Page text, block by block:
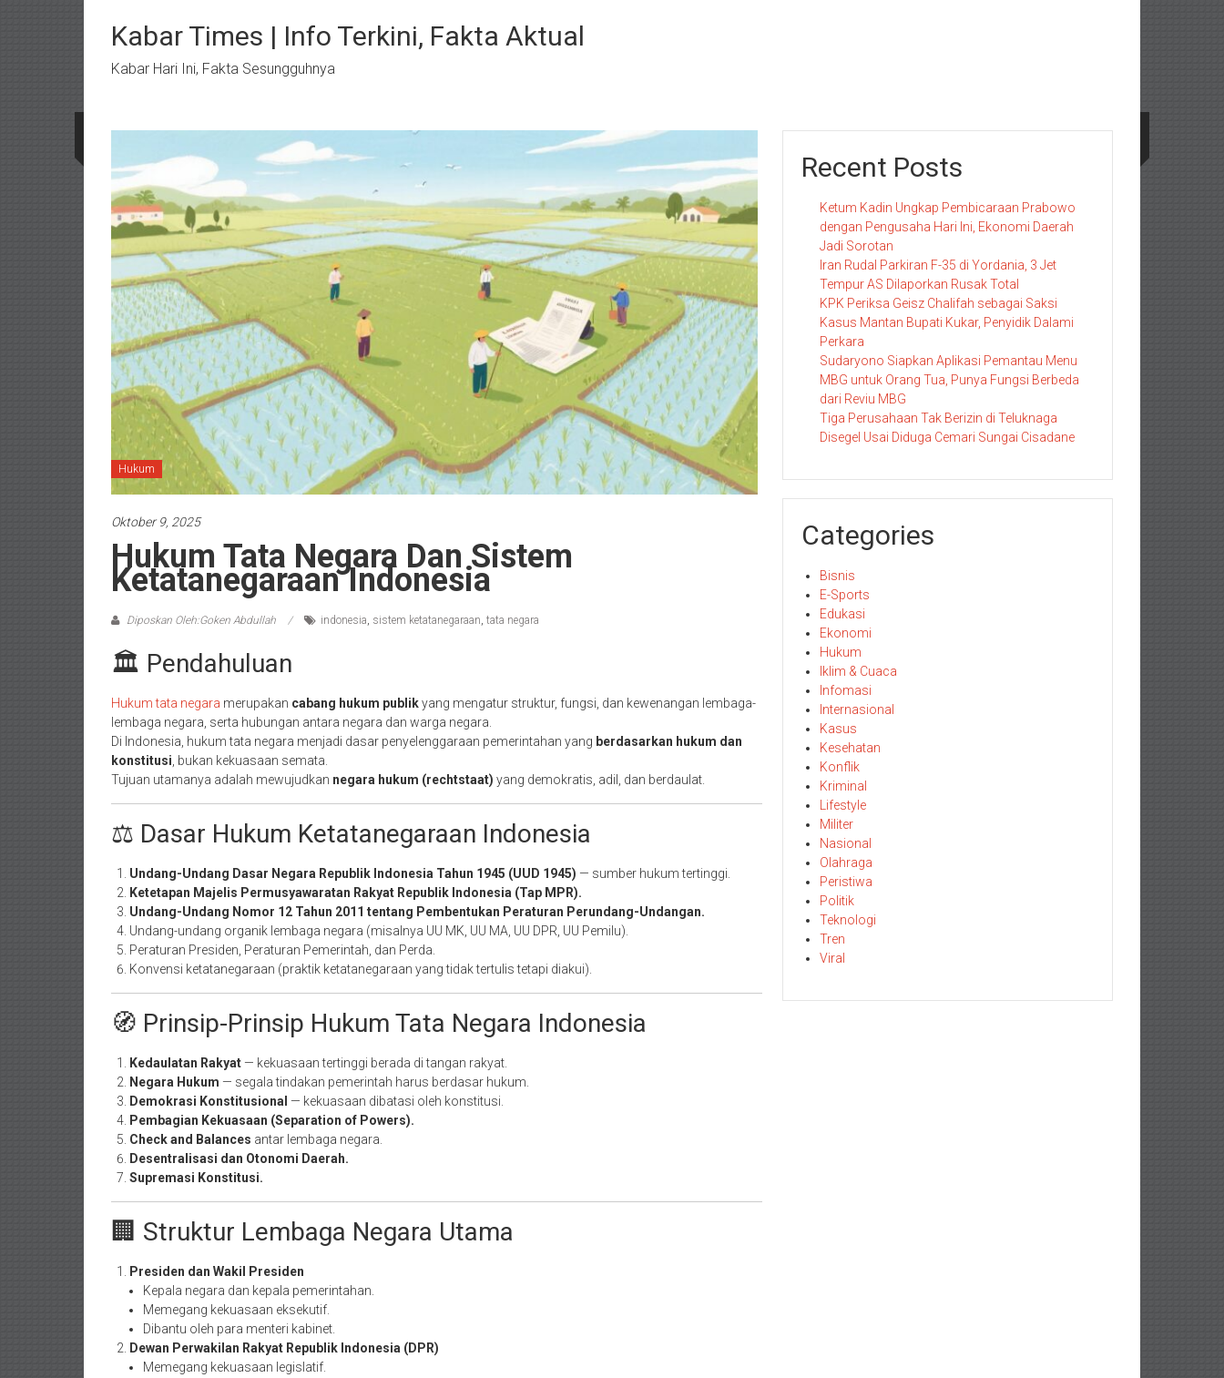
kontenKabar Times | Info Terkini, Fakta Aktual
Kabar Hari Ini, Fakta Sesungguhnya
Hukum
Oktober 9, 2025
Hukum Tata Negara Dan Sistem
Ketatanegaraan Indonesia
Diposkan Oleh:Goken Abdullah indonesia, sistem ketatanegaraan, tata negara
🏛️ Pendahuluan
Hukum tata negara merupakan cabang hukum publikyang mengatur struktur, fungsi, dan kewenangan lembaga-
lembaga negara, serta hubungan antara negara dan warga negara.
Di Indonesia, hukum tata negara menjadi dasar penyelenggaraan pemerintahan yang berdasarkan hukum dan
konstitusi, bukan kekuasaan semata.
Tujuan utamanya adalah mewujudkan negara hukum (rechtstaat) yang demokratis, adil, dan berdaulat.
⚖️ Dasar Hukum Ketatanegaraan Indonesia
Undang-Undang Dasar Negara Republik Indonesia Tahun 1945 (UUD 1945) — sumber hukum tertinggi.
Ketetapan Majelis Permusyawaratan Rakyat Republik Indonesia (Tap MPR).
Undang-Undang Nomor 12 Tahun 2011 tentang Pembentukan Peraturan Perundang-Undangan.
Undang-undang organik lembaga negara (misalnya UU MK, UU MA, UU DPR, UU Pemilu).
Peraturan Presiden, Peraturan Pemerintah, dan Perda.
Konvensi ketatanegaraan (praktik ketatanegaraan yang tidak tertulis tetapi diakui).
🧭 Prinsip-Prinsip Hukum Tata Negara Indonesia
Kedaulatan Rakyat — kekuasaan tertinggi berada di tangan rakyat.
Negara Hukum — segala tindakan pemerintah harus berdasar hukum.
Demokrasi Konstitusional — kekuasaan dibatasi oleh konstitusi.
Pembagian Kekuasaan (Separation of Powers).
Check and Balances antar lembaga negara.
Desentralisasi dan Otonomi Daerah.
Supremasi Konstitusi.
🏢 Struktur Lembaga Negara Utama
Presiden dan Wakil Presiden
Kepala negara dan kepala pemerintahan.
Memegang kekuasaan eksekutif.
Dibantu oleh para menteri kabinet.
Dewan Perwakilan Rakyat Republik Indonesia (DPR)
Memegang kekuasaan legislatif.
Recent Posts
Ketum Kadin Ungkap Pembicaraan Prabowo
dengan Pengusaha Hari Ini, Ekonomi Daerah
Jadi Sorotan
Iran Rudal Parkiran F-35 di Yordania, 3 Jet
Tempur AS Dilaporkan Rusak Total
KPK Periksa Geisz Chalifah sebagai Saksi
Kasus Mantan Bupati Kukar, Penyidik Dalami
Perkara
Sudaryono Siapkan Aplikasi Pemantau Menu
MBG untuk Orang Tua, Punya Fungsi Berbeda
dari Reviu MBG
Tiga Perusahaan Tak Berizin di Teluknaga
Disegel Usai Diduga Cemari Sungai Cisadane
Categories
Bisnis
E-Sports
Edukasi
Ekonomi
Hukum
Iklim & Cuaca
Infomasi
Internasional
Kasus
Kesehatan
Konflik
Kriminal
Lifestyle
Militer
Nasional
Olahraga
Peristiwa
Politik
Teknologi
Tren
Viral